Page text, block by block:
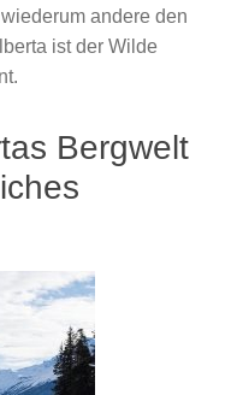
andere den
ist der Wilde
Bergwelt